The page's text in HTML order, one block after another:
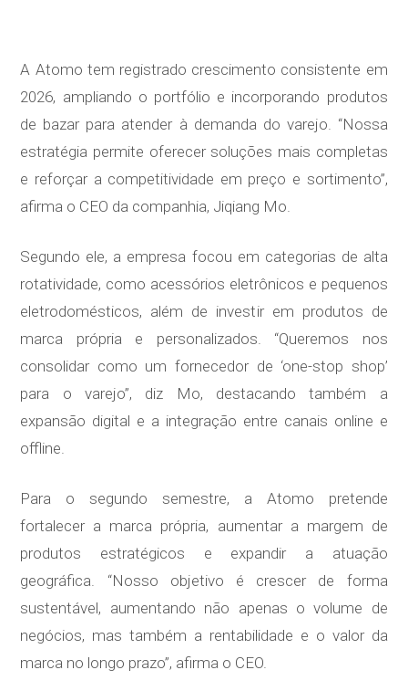
A Atomo tem registrado crescimento consistente em
2026, ampliando o portfólio e incorporando produtos
de bazar para atender à demanda do varejo. “Nossa
estratégia permite oferecer soluções mais completas
e reforçar a competitividade em preço e sortimento”,
afirma o CEO da companhia, Jiqiang Mo.
Segundo ele, a empresa focou em categorias de alta
rotatividade, como acessórios eletrônicos e pequenos
eletrodomésticos, além de investir em produtos de
marca própria e personalizados. “Queremos nos
consolidar como um fornecedor de ‘one-stop shop’
para o varejo”, diz Mo, destacando também a
expansão digital e a integração entre canais online e
offline.
Para o segundo semestre, a Atomo pretende
fortalecer a marca própria, aumentar a margem de
produtos estratégicos e expandir a atuação
geográfica. “Nosso objetivo é crescer de forma
sustentável, aumentando não apenas o volume de
negócios, mas também a rentabilidade e o valor da
marca no longo prazo”, afirma o CEO.